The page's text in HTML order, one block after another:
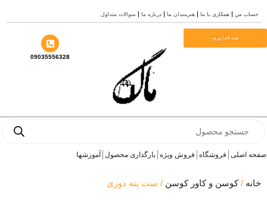
من همکاری با ما هنرمندان ما درباره ما سوالات متداول
ثبت نام | ورود
09035556328
اصلی فروشگاه فروش ویژه بارگذاری محصول آموزشها
/کوسن و کاور کوسن/ ست پته دوزی